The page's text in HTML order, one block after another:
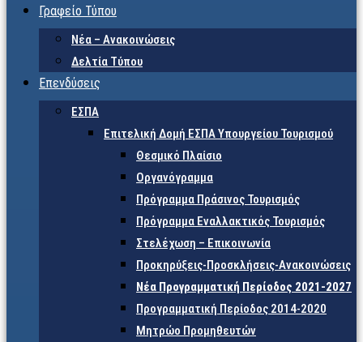
Γραφείο Τύπου
Νέα – Ανακοινώσεις
Δελτία Τύπου
Επενδύσεις
ΕΣΠΑ
Επιτελική Δομή ΕΣΠΑ Υπουργείου Τουρισμού
Θεσμικό Πλαίσιο
Οργανόγραμμα
Πρόγραμμα Πράσινος Τουρισμός
Πρόγραμμα Εναλλακτικός Τουρισμός
Στελέχωση – Επικοινωνία
Προκηρύξεις-Προσκλήσεις-Ανακοινώσεις
Νέα Προγραμματική Περίοδος 2021-2027
Προγραμματική Περίοδος 2014-2020
Μητρώο Προμηθευτών